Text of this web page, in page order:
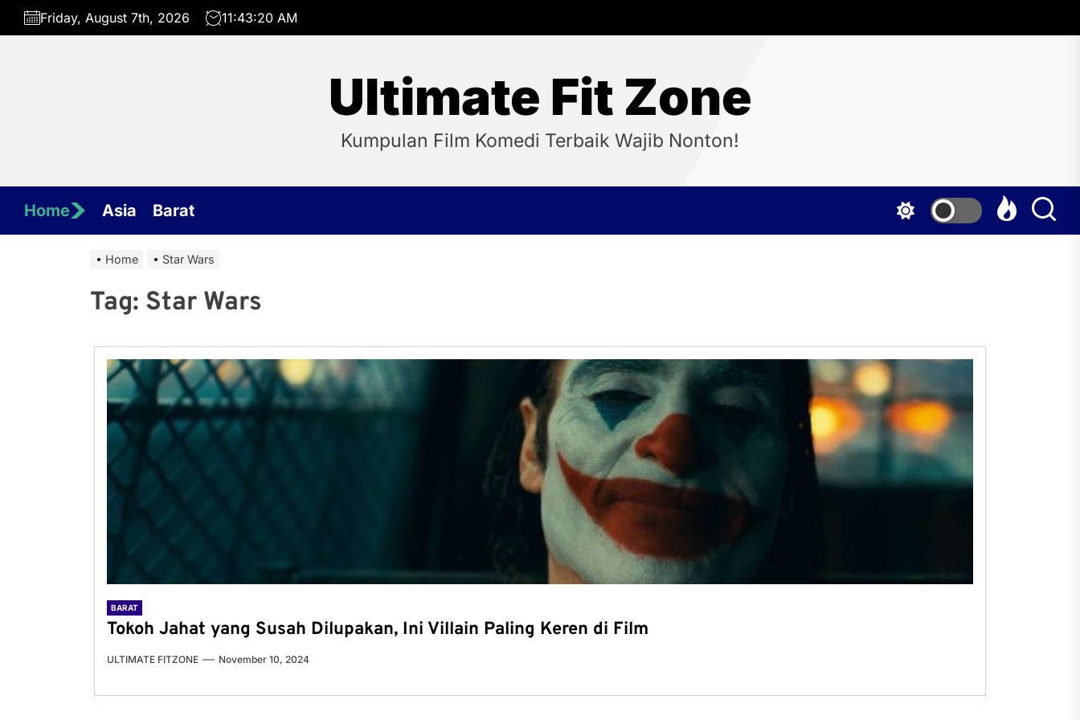
Skip
Friday, August 7th, 2026 11:43:20 AM
Ultimate Fit Zone
Kumpulan Film Komedi Terbaik Wajib Nonton!
Home Asia Barat
Home Star Wars
Tag: Star Wars
BARAT
Tokoh Jahat yang Susah Dilupakan, Ini Villain Paling Keren di Film
ULTIMATE FITZONE November 10, 2024